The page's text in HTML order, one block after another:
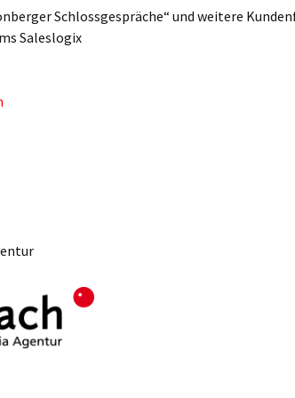
Schlossgespräche“ und weitere
Saleslogix